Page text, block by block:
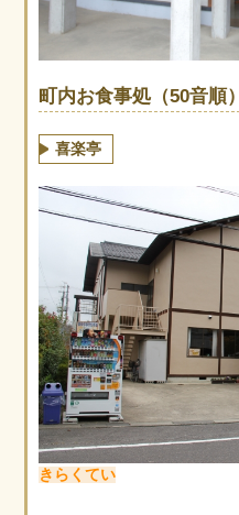
町内お食事処（50音順）
喜楽亭
きらくてい